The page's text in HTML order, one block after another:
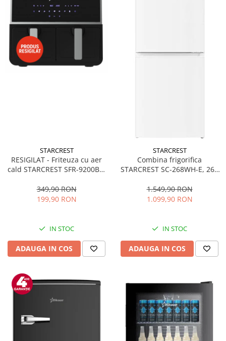
STARCREST
RESIGILAT - Friteuza cu aer
cald STARCREST SFR-9200BK,
Termostat 80 - 200 °C, 8
programe predefinite, Negru
349,90 RON
199,90 RON
IN STOC
ADAUGA IN COS
STARCREST
Combina frigorifica
STARCREST SC-268WH-E, 268
Termostat reglabil, Iluminare
LED, Picioare ajustabile, Usi
1.549,90 RON
1.099,90 RON
IN STOC
ADAUGA IN COS